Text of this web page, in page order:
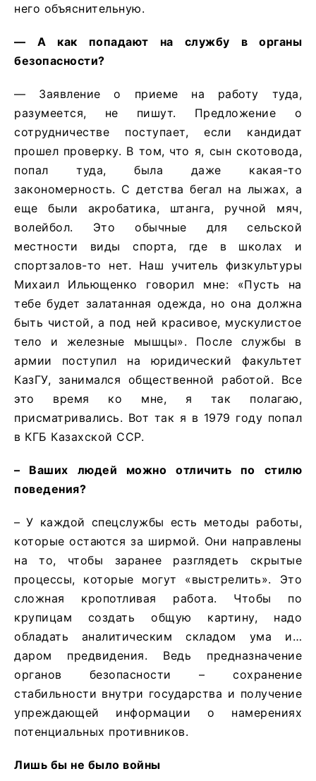
него объяснительную.
— А как попадают на службу в органы
безопасности?
— Заявление о приеме на работу туда,
разумеется, не пишут. Предложение о
сотрудничестве поступает, если кандидат
прошел проверку. В том, что я, сын скотовода,
попал туда, была даже какая-то
закономерность. С детства бегал на лыжах, а
еще были акробатика, штанга, ручной мяч,
волейбол. Это обычные для сельской
местности виды спорта, где в школах и
спортзалов-то нет. Наш учитель физкультуры
Михаил Ильющенко говорил мне: «Пусть на
тебе будет залатанная одежда, но она должна
быть чистой, а под ней красивое, мускулистое
тело и железные мышцы». После службы в
армии поступил на юридический факультет
КазГУ, занимался общественной работой. Все
это время ко мне, я так полагаю,
присматривались. Вот так я в 1979 году попал
в КГБ Казахской ССР.
– Ваших людей можно отличить по стилю
поведения?
– У каждой спецслужбы есть методы работы,
которые остаются за ширмой. Они направлены
на то, чтобы заранее разглядеть скрытые
процессы, которые могут «выстрелить». Это
сложная кропотливая работа. Чтобы по
крупицам создать общую картину, надо
обладать аналитическим складом ума и…
даром предвидения. Ведь предназначение
органов безопасности – сохранение
стабильности внутри государства и получение
упреждающей информации о намерениях
потенциальных противников.
Лишь бы не было войны